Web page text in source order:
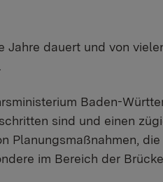
dauert und von
Baden-
sind und einen
Planungsmaßnahmen,
im Bereich der